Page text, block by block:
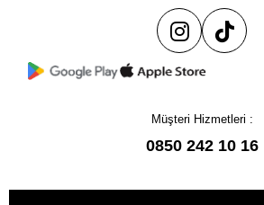
Müşteri Hizmetleri :
0850 242 10 16